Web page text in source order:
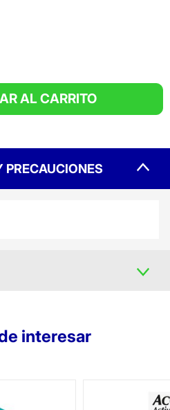
AL CARRITO
PRECAUCIONES
interesar